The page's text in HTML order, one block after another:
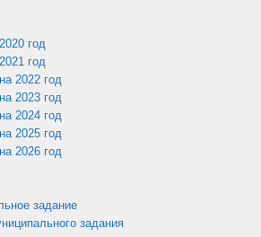
год
год
2022 год
2023 год
2024 год
2025 год
2026 год
задание
задания